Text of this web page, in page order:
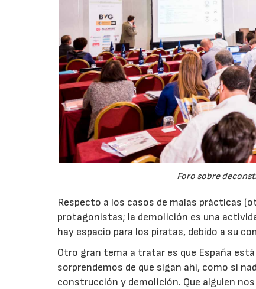
Foro sobre
Respecto a los casos de malas prácticas
protagonistas; la demolición es una
hay espacio para los piratas, debido a su
Otro gran tema a tratar es que España
sorprendemos de que sigan ahí, como si
construcción y demolición. Que alguien